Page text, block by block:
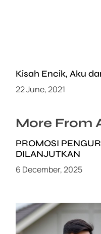
Kisah Encik, Aku
22 June, 2021
More From
PROMOSI
DILANJUTKAN
6 December, 2025